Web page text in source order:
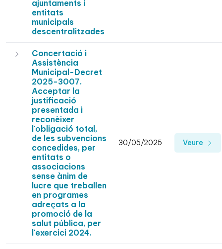
ajuntaments i
entitats
municipals
descentralitzades
Concertació i
Assistència
Municipal-Decret
2025-3007.
Acceptar la
justificació
presentada i
reconèixer
l'obligació total,
de les subvencions
concedides, per
entitats o
associacions
sense ànim de
lucre que treballen
en programes
adreçats a la
promoció de la
salut pública, per
l'exercici 2024.
30/05/2025 Veure